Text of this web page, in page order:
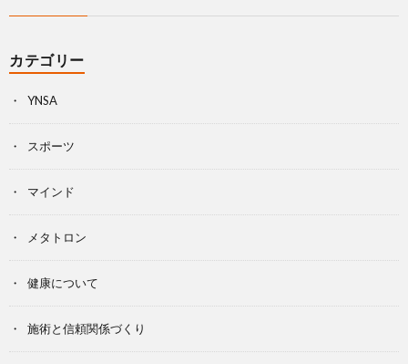
カテゴリー
YNSA
スポーツ
マインド
メタトロン
健康について
施術と信頼関係づくり